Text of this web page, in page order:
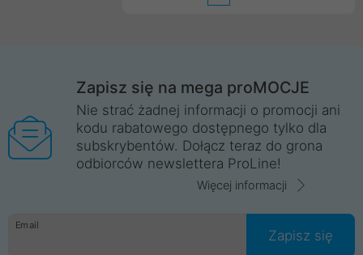
Zapisz się na mega proMOCJE
Nie strać żadnej informacji o promocji ani
kodu rabatowego dostępnego tylko dla
subskrybentów. Dołącz teraz do grona
odbiorców newslettera ProLine!
Więcej informacji
Email
Zapisz się